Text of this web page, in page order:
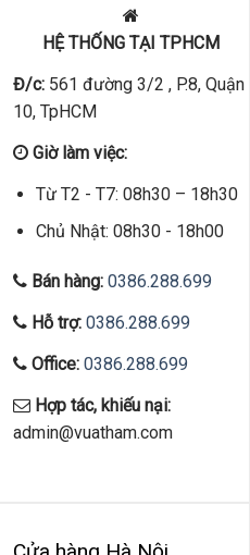
HỆ THỐNG TẠI TPHCM
Đ/c:561 đường 3/2 , P.8, Quận
10, TpHCM
Giờ làm việc:
Từ T2 - T7: 08h30 – 18h30
Chủ Nhật: 08h30 - 18h00
Bán hàng: 0386.288.699
Hỗ trợ: 0386.288.699
Office: 0386.288.699
Hợp tác, khiếu nại:
admin@vuatham.com